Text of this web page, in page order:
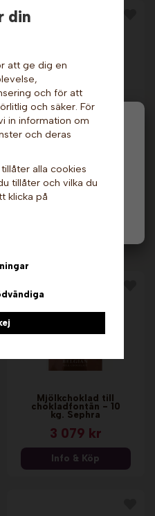
till Gottes!
för hur våra priser
Star 12oz Silver.
10 999 kr
Mjölkchoklad till
chokladfontän - 10
kg. Sephra
3 079 kr
Info & Köp
din
att ge dig en
och för att
och säker. För
in information om
och deras
alla cookies
tillåter och vilka du
klicka på